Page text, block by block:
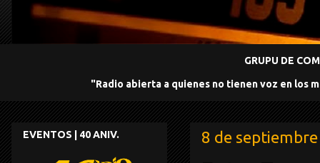
GRUPU DE
"Radio abierta a quienes no tienen voz en los
8 de
EVENTOS | 40 ANIV.